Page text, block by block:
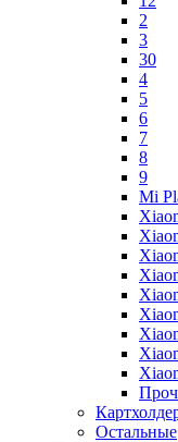
2
3
30
4
5
6
7
8
9
Mi
Остальные